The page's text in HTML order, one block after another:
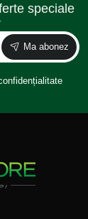
speciale
Ma abonez